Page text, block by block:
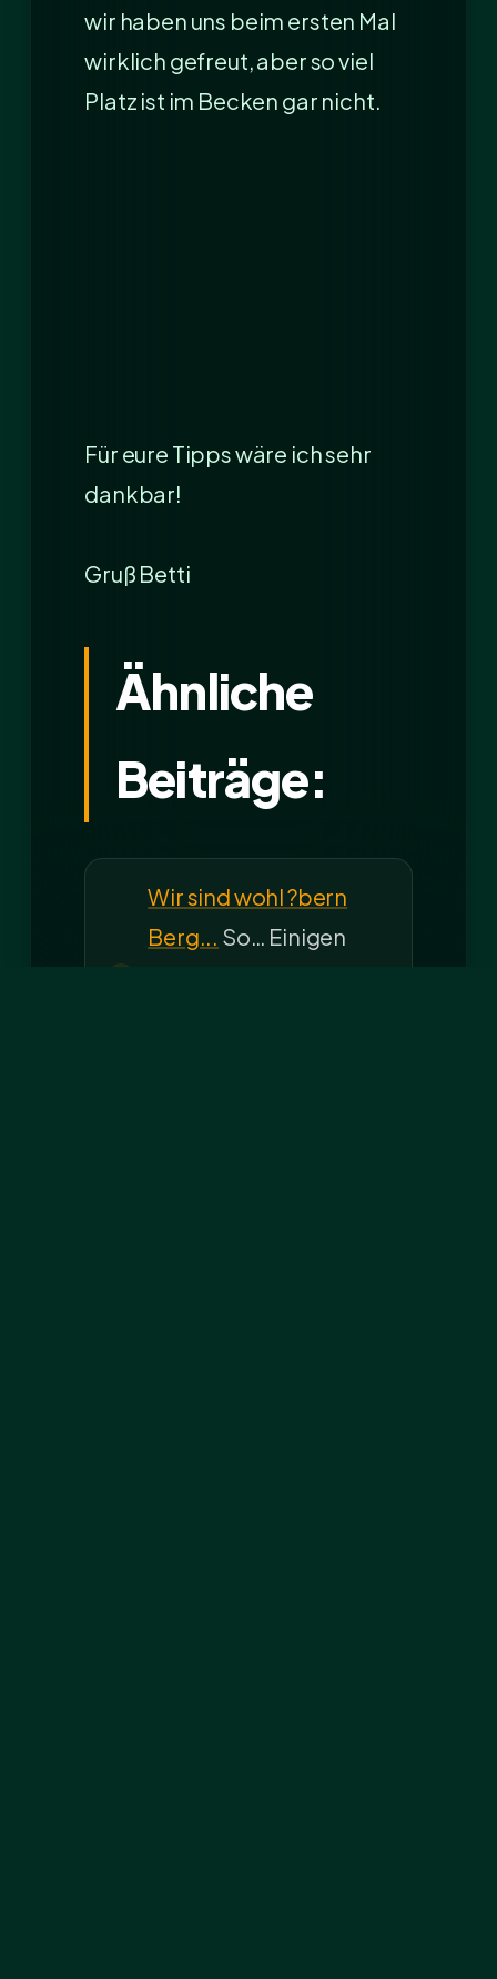
wir haben uns beim ersten Mal
wirklich gefreut, aber so viel
Platz ist im Becken gar nicht.
Für eure Tipps wäre ich sehr
dankbar!
Gruß Betti
Ähnliche
Beiträge:
Wir sind wohl ?bern
Berg... So… Einigen